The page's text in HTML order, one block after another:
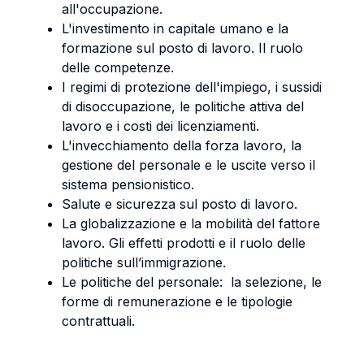
all'occupazione.
L'investimento in capitale umano e la
formazione sul posto di lavoro. Il ruolo
delle competenze.
I regimi di protezione dell'impiego, i sussidi
di disoccupazione, le politiche attiva del
lavoro e i costi dei licenziamenti.
L'invecchiamento della forza lavoro, la
gestione del personale e le uscite verso il
sistema pensionistico.
Salute e sicurezza sul posto di lavoro.
La globalizzazione e la mobilità del fattore
lavoro. Gli effetti prodotti e il ruolo delle
politiche sull’immigrazione.
Le politiche del personale: la selezione, le
forme di remunerazione e le tipologie
contrattuali.